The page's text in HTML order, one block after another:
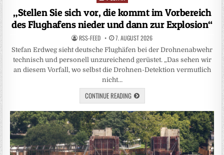
„Stellen Sie sich vor, die kommt im Vorbereich
des Flughafens nieder und dann zur Explosion“
RSS-FEED 7. AUGUST 2026
Stefan Erdweg sieht deutsche Flughäfen bei der Drohnenabwehr
technisch und personell unzureichend gerüstet. „Das sehen wir
an diesem Vorfall, wo selbst die Drohnen-Detektion vermutlich
nicht…
CONTINUE READING